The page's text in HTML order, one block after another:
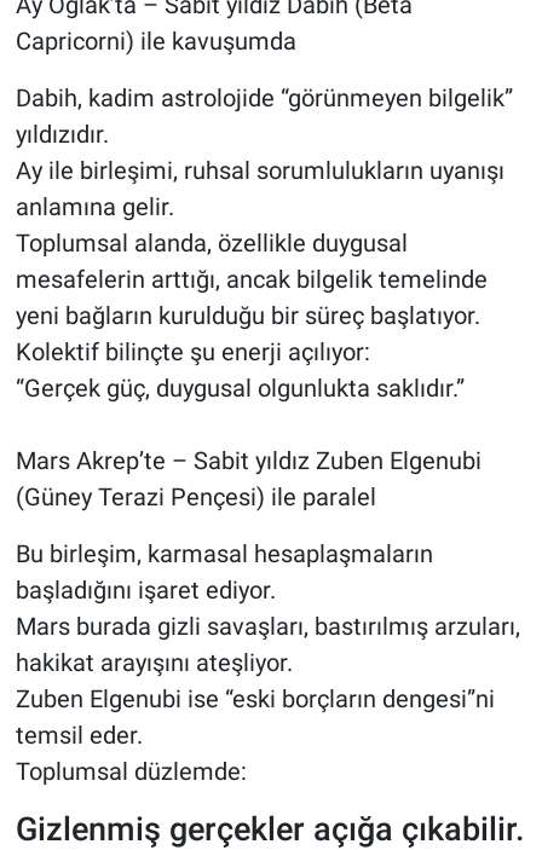
Capricorni) ile kavuşumda
Dabih, kadim astrolojide “görünmeyen bilgelik”
yıldızıdır.
Ay ile birleşimi, ruhsal sorumlulukların uyanışı
anlamına gelir.
Toplumsal alanda, özellikle duygusal
mesafelerin arttığı, ancak bilgelik temelinde
yeni bağların kurulduğu bir süreç başlatıyor.
Kolektif bilinçte şu enerji açılıyor:
“Gerçek güç, duygusal olgunlukta saklıdır.”
Mars Akrep’te – Sabit yıldız Zuben Elgenubi
(Güney Terazi Pençesi) ile paralel
Bu birleşim, karmasal hesaplaşmaların
başladığını işaret ediyor.
Mars burada gizli savaşları, bastırılmış arzuları,
hakikat arayışını ateşliyor.
Zuben Elgenubi ise “eski borçların dengesi”ni
temsil eder.
Toplumsal düzlemde:
Gizlenmiş gerçekler açığa çıkabilir.